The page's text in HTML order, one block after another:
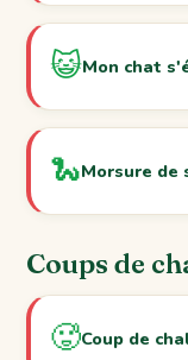
😺Mon chat
🐍Morsure de
Coups de
🥵Coup de